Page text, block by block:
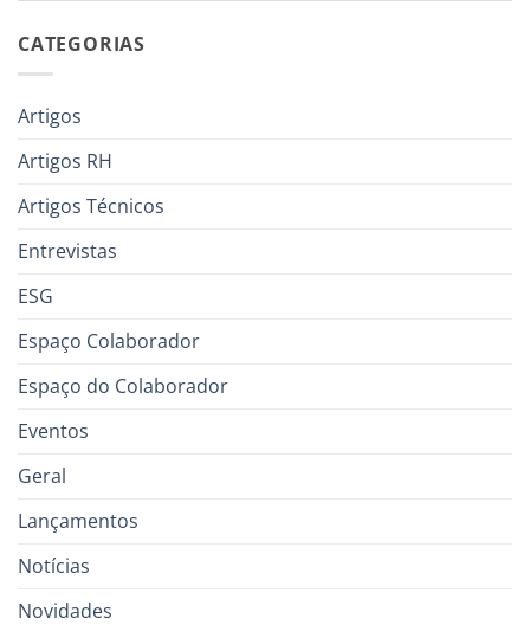
CATEGORIAS
Artigos
Artigos RH
Artigos Técnicos
Entrevistas
ESG
Espaço Colaborador
Espaço do Colaborador
Eventos
Geral
Lançamentos
Notícias
Novidades